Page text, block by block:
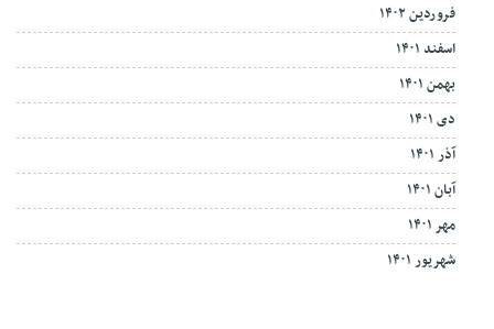
فروردین ۱۴۰۲
اسفند ۱۴۰۱
بهمن ۱۴۰۱
دی ۱۴۰۱
آذر ۱۴۰۱
آبان ۱۴۰۱
مهر ۱۴۰۱
شهریور ۱۴۰۱